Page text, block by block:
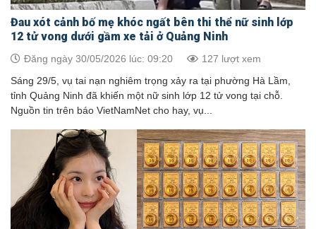
Đau xót cảnh bố mẹ khóc ngất bên thi thể nữ sinh lớp
12 tử vong dưới gầm xe tải ở Quảng Ninh
Đăng ngày 30/05/2026 lúc: 09:20 127 lượt xem
Sáng 29/5, vụ tai nạn nghiêm trọng xảy ra tại phường Hà Lầm,
tỉnh Quảng Ninh đã khiến một nữ sinh lớp 12 tử vong tại chỗ.
Nguồn tin trên báo VietNamNet cho hay, vụ...